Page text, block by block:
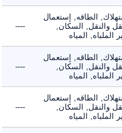
الطاقه, إستعمال
والنقل, السكان,
الملباه, المياه
----
الطاقه, إستعمال
والنقل, السكان,
الملباه, المياه
----
الطاقه, إستعمال
والنقل, السكان,
الملباه, المياه
----